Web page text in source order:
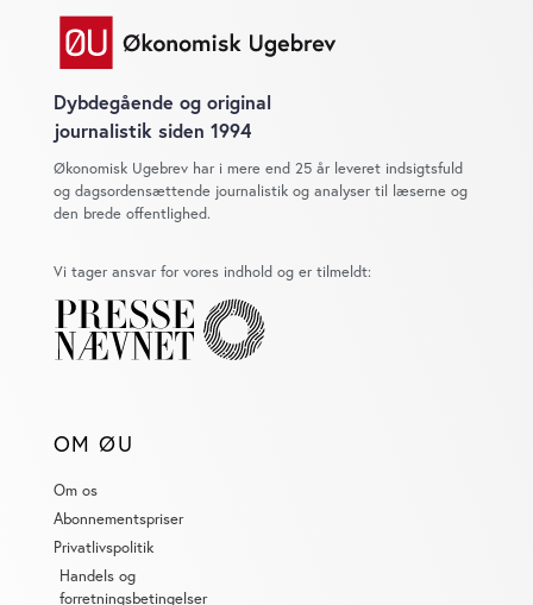
Dybdegående og original
journalistik siden 1994
Økonomisk Ugebrev har i mere end 25 år leveret indsigtsfuld
og dagsordensættende journalistik og analyser til læserne og
den brede offentlighed.
Vi tager ansvar for vores indhold og er tilmeldt:
OM ØU
Om os
Abonnementspriser
Privatlivspolitik
Handels og
forretningsbetingelser